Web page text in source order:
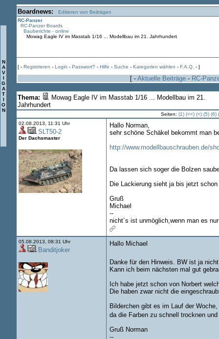
N
A
V
I
G
A
T
I
O
N
Boardnews:
Editieren von Beiträgen
RC-Panzer
RC-Panzer Boards
Bauberichte - online
Mowag Eagle IV im Masstab 1/16 ... Modellbau im 21. Jahrhundert
[ - Registrieren - Login - Passwort? - Hilfe - Suche - Kategorien wählen - F.A.Q. - ]
[ - Aktuelle Beiträge - RC-
Thema:
Mowag Eagle IV im Masstab 1/16 ... Modellbau im 21.
Jahrhundert
Seiten: (1) (<<) (<) (5) (6)
02.08.2013, 11:31 Uhr
SLT50-2
Der Dachsmaster
Hallo Norman,
sehr schöne Schäkel bekommt man
http://www.modellbauschrauben.de/
Da lassen sich soger die Bolzen
Die Lackierung sieht ja bis jetzt
Gruß
Michael
--
nicht´s ist unmöglich,wenn man es
05.08.2013, 08:31 Uhr
Banditjoker
Hallo Michael
Danke für den Hinweis. BW ist ja
Kann ich beim nächsten mal gut
Ich habe jetzt schon von Norbert
Die haben zwar nicht die
Bilderchen gibt es im Lauf der
da die Farben zu schnell trocknen
Gruß Norman
--